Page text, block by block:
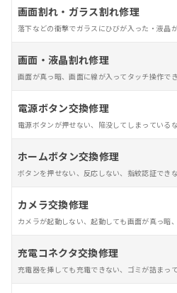
画面割れ・ガラス割れ修理
落下などの衝撃でガラスにひびが入った・液晶
画面・液晶割れ修理
画面が真っ暗、画面に線が入ってタッチ操作で
電源ボタン交換修理
電源ボタンが押せない、陥没してしまっている
ホームボタン交換修理
ボタンを押せない、反応しない、指紋認証でき
カメラ交換修理
カメラが起動しない、起動しても画面が真っ暗
充電コネクタ交換修理
充電器を挿しても充電できない、ゴミが詰まっ